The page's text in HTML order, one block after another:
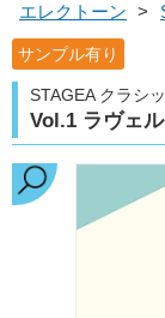
エレクトーン >
サンプル有り
STAGEA クラシ
Vol.1 ラヴェル